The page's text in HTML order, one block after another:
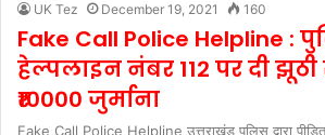
UK Tez December 19, 2021 160
Fake Call Police Helpline :
हेल्पलाइन नंबर 112 पर दी
₹10000 जुर्माना
Fake Call Police Helpline उत्तराखंड पुलिस द्वारा